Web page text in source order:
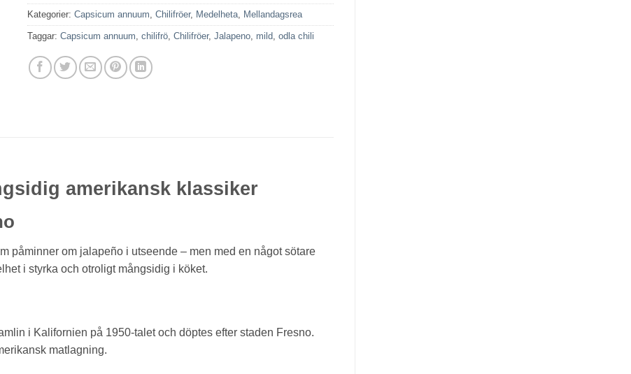
Kategorier: Capsicum annuum, Chilifröer, Medelheta, Mellandagsrea
Taggar: Capsicum annuum, chilifrö, Chilifröer, Jalapeno, mild, odla chili
amerikansk klassiker
påminner om jalapeño i utseende – men med en något sötare
i styrka och otroligt mångsidig i köket.
i Kalifornien på 1950-talet och döptes efter staden Fresno.
matlagning.